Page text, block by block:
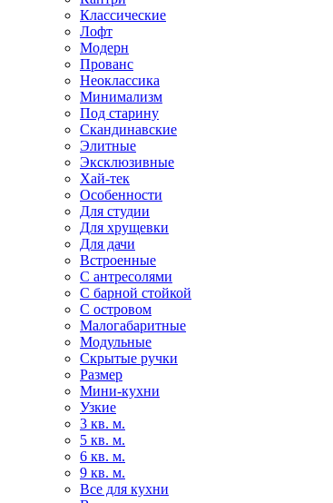
Классические
Лофт
Модерн
Прованс
Неоклассика
Минимализм
Под старину
Скандинавские
Элитные
Эксклюзивные
Хай-тек
Особенности
Для студии
Для хрущевки
Для дачи
Встроенные
С антресолями
С барной стойкой
С островом
Малогабаритные
Модульные
Скрытые ручки
Размер
Мини-кухни
Узкие
3 кв. м.
5 кв. м.
6 кв. м.
9 кв. м.
Все для кухни